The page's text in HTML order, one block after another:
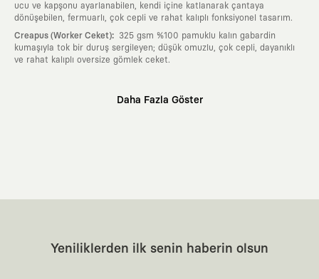
ucu ve kapşonu ayarlanabilen, kendi içine katlanarak çantaya
dönüşebilen, fermuarlı, çok cepli ve rahat kalıplı fonksiyonel tasarım.
Creapus (Worker Ceket):
325 gsm %100 pamuklu kalın gabardin
kumaşıyla tok bir duruş sergileyen; düşük omuzlu, çok cepli, dayanıklı
ve rahat kalıplı oversize gömlek ceket.
dolabının en değerli parçası olarak kalacak, hikayesini ve estetik
Yaratıcı Bir Topluluk
KAFT, keşfetmeyi sevenlerin, sanata tutkuyla bağlı
olanların ve şehri özgürce adımlayanların ortak dilidir. Üzerinde
Daha Fazla Göster
Yeniliklerden ilk senin haberin olsun